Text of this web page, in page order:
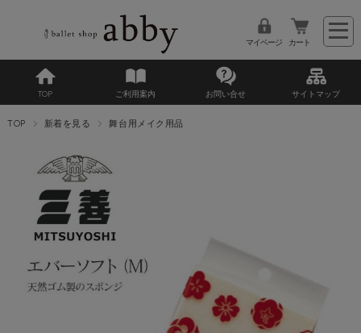
マイページ カート
TOP ご利用案内 お問い合せ サイトマップ
TOP 新着を見る 舞台用メイク用品